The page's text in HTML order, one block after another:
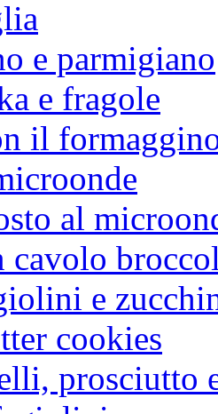
e parmigiano
e fragole
il
al
cavolo
e
cookies
prosciutto